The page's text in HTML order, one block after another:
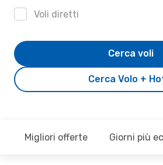
Voli diretti
Cerca Volo +
Cerca voli
Migliori offerte Giorni più